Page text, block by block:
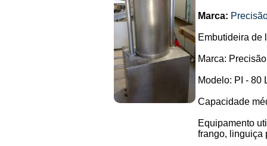
Marca:
Embutideira de
Marca:
Modelo: PI - 80
Capacidade
Equipamento
frango, linguiça